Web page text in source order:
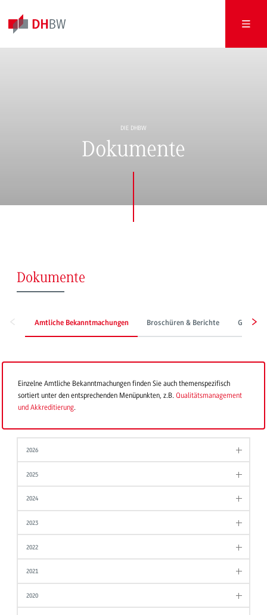
DIE DHBW
Dokumente
Dokumente
Amtliche Bekanntmachungen Broschüren & Berichte
Einzelne Amtliche Bekanntmachungen finden Sie auch themenspezifisch
sortiert unter den entsprechenden Menüpunkten, z.B. Qualitätsmanagement
und Akkreditierung.
2026
2025
2024
2023
2022
2021
2020